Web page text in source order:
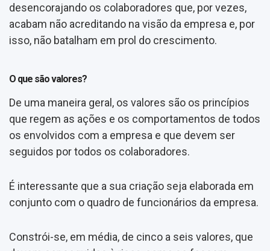
desencorajando os colaboradores que, por vezes,
acabam não acreditando na visão da empresa e, por
isso, não batalham em prol do crescimento.
O que são valores?
De uma maneira geral, os valores são os princípios
que regem as ações e os comportamentos de todos
os envolvidos com a empresa e que devem ser
seguidos por todos os colaboradores.
É interessante que a sua criação seja elaborada em
conjunto com o quadro de funcionários da empresa.
Constrói-se, em média, de cinco a seis valores, que